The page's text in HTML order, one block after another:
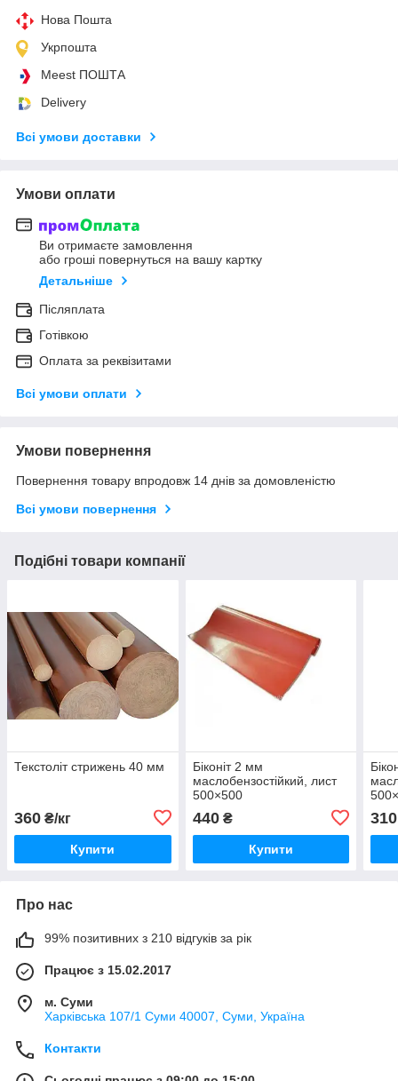
Нова Пошта
Укрпошта
Meest ПОШТА
Delivery
Всі умови доставки
Умови оплати
Ви отримаєте замовлення
або гроші повернуться на вашу картку
Детальніше
Післяплата
Готівкою
Оплата за реквізитами
Всі умови оплати
Умови повернення
Повернення товару впродовж 14 днів за домовленістю
Всі умови повернення
Подібні товари компанії
Текстоліт стрижень 40 мм
360 ₴/кг
Купити
Біконіт 2 мм
маслобензостійкий, лист
500×500
440₴
Купити
310
Про нас
99% позитивних з 210 відгуків за рік
Працює з 15.02.2017
м. Суми
Харківська 107/1 Суми 40007, Суми, Україна
Контакти